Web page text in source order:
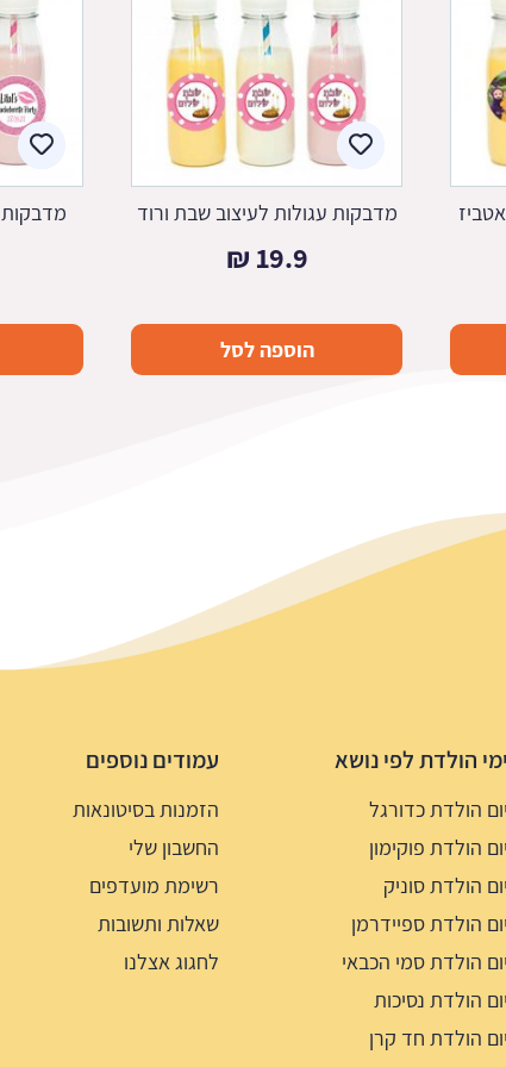
מדבקות עגולות לעיצוב שבת ורוד
19.9
₪
הוספה לסל
מדבקות
ימי הולדת לפי נושא
יום הולדת כדורגל
יום הולדת פוקימון
יום הולדת סוניק
יום הולדת ספיידרמן
יום הולדת סמי הכבאי
יום הולדת נסיכות
יום הולדת חד קרן
עמודים נוספים
הזמנות בסיטונאות
החשבון שלי
רשימת מועדפים
שאלות ותשובות
לחגוג אצלנו